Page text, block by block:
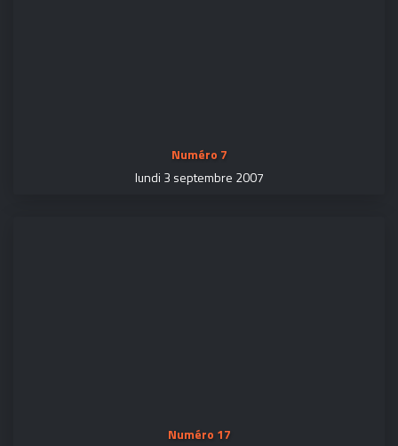
Numéro 7
lundi 3 septembre 2007
Numéro 17